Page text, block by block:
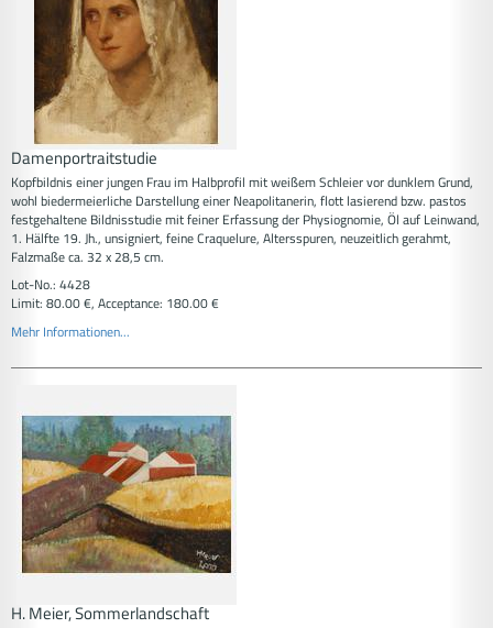
Damenportraitstudie
Kopfbildnis einer jungen Frau im Halbprofil mit weißem Schleier vor dunklem Grund,
wohl biedermeierliche Darstellung einer Neapolitanerin, flott lasierend bzw. pastos
festgehaltene Bildnisstudie mit feiner Erfassung der Physiognomie, Öl auf Leinwand,
1. Hälfte 19. Jh., unsigniert, feine Craquelure, Altersspuren, neuzeitlich gerahmt,
Falzmaße ca. 32 x 28,5 cm.
Lot-No.: 4428
Limit: 80.00 €, Acceptance: 180.00 €
Mehr Informationen...
H. Meier, Sommerlandschaft